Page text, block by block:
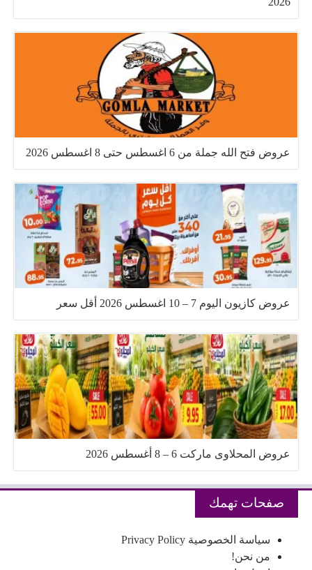
عروض فتح الله جملة من 6 اغسطس حتى 8 اغسطس 2026
عروض كازيون اليوم 7 – 10 اغسطس 2026 أقل سعر
عروض المحلاوى ماركت 6 – 8 أغسطس 2026
صفحات تهمك
سياسة الخصوصية Privacy Policy
من نحن!